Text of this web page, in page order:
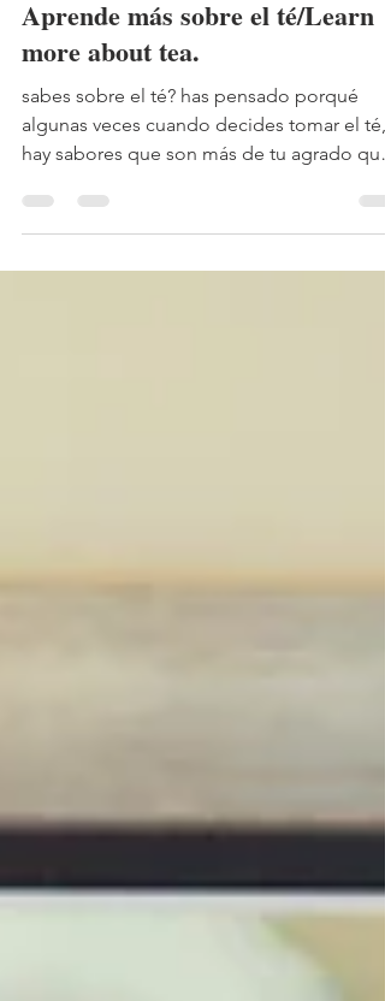
10 jul 2020
4 min de lectura
Aprende más sobre el té/Learn
more about tea.
sabes sobre el té? has pensado porqué
algunas veces cuando decides tomar el té,
hay sabores que son más de tu agrado que